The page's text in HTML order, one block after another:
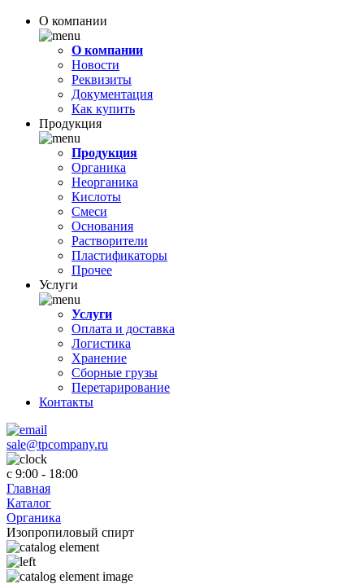
О компании
О компании
Новости
Реквизиты
Документация
Как купить
Продукция
Продукция
Органика
Неорганика
Кислоты
Смеси
Основания
Растворители
Пластификаторы
Прочее
Услуги
Услуги
Оплата и доставка
Логистика
Хранение
Сборные грузы
Перетарирование
Контакты
sale@tpcompany.ru
c 9:00 - 18:00
Главная
Каталог
Органика
Изопропиловый спирт